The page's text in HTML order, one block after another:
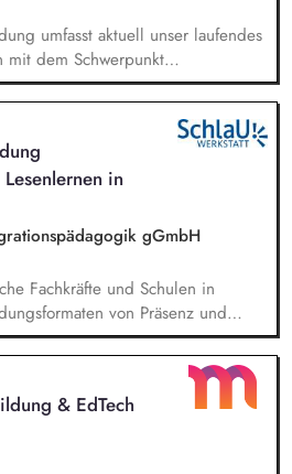
umfasst aktuell unser laufendes
mit dem Schwerpunkt
für die Grundschule" sowie
bezogene Projekte
und
von der Grundschule bis in
Bereich Sprachenbildung
dazu zielgruppengerechte und
und begleitet pädagogische
online wie offline.
in
gGmbH
Fachkräfte und Schulen in
von Präsenz und
zu pädogischen Tagen und erstellst
unsere Plattform schlau-lernen.org.
liegen dabei auf den
und
& EdTech